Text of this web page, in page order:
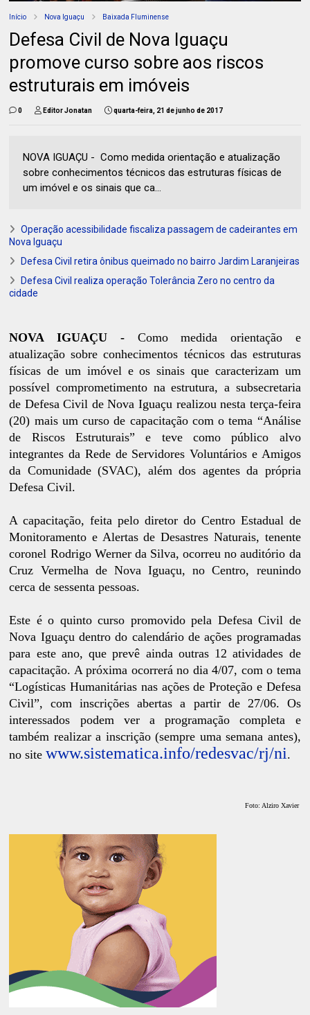
Início Nova Iguaçu Baixada Fluminense
Defesa Civil de Nova Iguaçu
promove curso sobre aos riscos
estruturais em imóveis
0 Editor Jonatan quarta-feira, 21 de junho de 2017
NOVA IGUAÇU - Como medida orientação e atualização
sobre conhecimentos técnicos das estruturas físicas de
um imóvel e os sinais que ca...
Operação acessibilidade fiscaliza passagem de cadeirantes em
Nova Iguaçu
Defesa Civil retira ônibus queimado no bairro Jardim Laranjeiras
Defesa Civil realiza operação Tolerância Zero no centro da
cidade
NOVA IGUAÇU - Como medida orientação e
atualização sobre conhecimentos técnicos das estruturas
físicas de um imóvel e os sinais que caracterizam um
possível comprometimento na estrutura, a subsecretaria
de Defesa Civil de Nova Iguaçu realizou nesta terça-feira
(20) mais um curso de capacitação com o tema “Análise
de Riscos Estruturais” e teve como público alvo
integrantes da Rede de Servidores Voluntários e Amigos
da Comunidade (SVAC), além dos agentes da própria
Defesa Civil.
A capacitação, feita pelo diretor do Centro Estadual de
Monitoramento e Alertas de Desastres Naturais, tenente
coronel Rodrigo Werner da Silva, ocorreu no auditório da
Cruz Vermelha de Nova Iguaçu, no Centro, reunindo
cerca de sessenta pessoas.
Este é o quinto curso promovido pela Defesa Civil de
Nova Iguaçu dentro do calendário de ações programadas
para este ano, que prevê ainda outras 12 atividades de
capacitação. A próxima ocorrerá no dia 4/07, com o tema
“Logísticas Humanitárias nas ações de Proteção e Defesa
Civil”, com inscrições abertas a partir de 27/06. Os
interessados podem ver a programação completa e
também realizar a inscrição (sempre uma semana antes),
no sitewww.sistematica.info/redesvac/rj/ni.
Foto: Alziro Xavier